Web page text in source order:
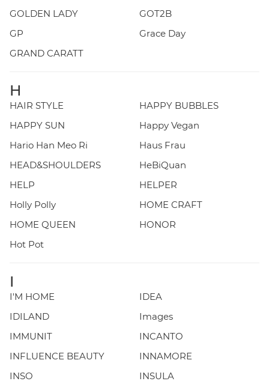
GOLDEN LADY
GOT2B
GP
Grace Day
GRAND CARATT
H
HAIR STYLE
HAPPY BUBBLES
HAPPY SUN
Happy Vegan
Hario Han Meo Ri
Haus Frau
HEAD&SHOULDERS
HeBiQuan
HELP
HELPER
Holly Polly
HOME CRAFT
HOME QUEEN
HONOR
Hot Pot
I
I'M HOME
IDEA
IDILAND
Images
IMMUNIT
INCANTO
INFLUENCE BEAUTY
INNAMORE
INSO
INSULA